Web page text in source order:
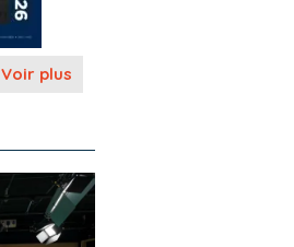
Voir plus